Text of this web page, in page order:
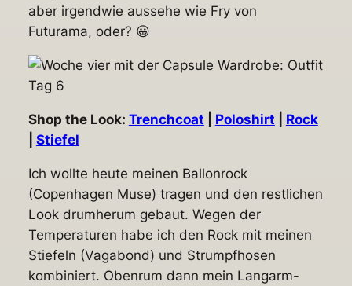
aber irgendwie aussehe wie Fry von
Futurama, oder? 😀
Shop the Look: Trenchcoat Poloshirt
Rock
Stiefel
Ich wollte heute meinen Ballonrock
(Copenhagen Muse) tragen und den restlichen
Look drumherum gebaut. Wegen der
Temperaturen habe ich den Rock mit meinen
Stiefeln (Vagabond) und Strumpfhosen
kombiniert. Obenrum dann mein Langarm-